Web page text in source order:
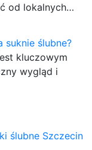
od lokalnych…
suknie ślubne?
kluczowym
wygląd i
ślubne Szczecin